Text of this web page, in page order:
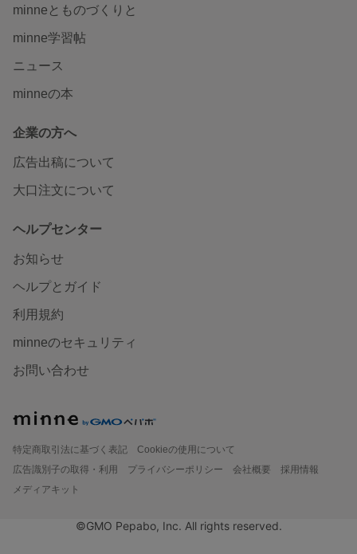
minneとものづくりと
minne学習帖
ニュース
minneの本
企業の方へ
広告出稿について
大口注文について
ヘルプセンター
お知らせ
ヘルプとガイド
利用規約
minneのセキュリティ
お問い合わせ
特定商取引法に基づく表記
Cookieの使用について
広告識別子の取得・利用
プライバシーポリシー 会社概要
採用情報
メディアキット
©GMO Pepabo, Inc. All rights reserved.